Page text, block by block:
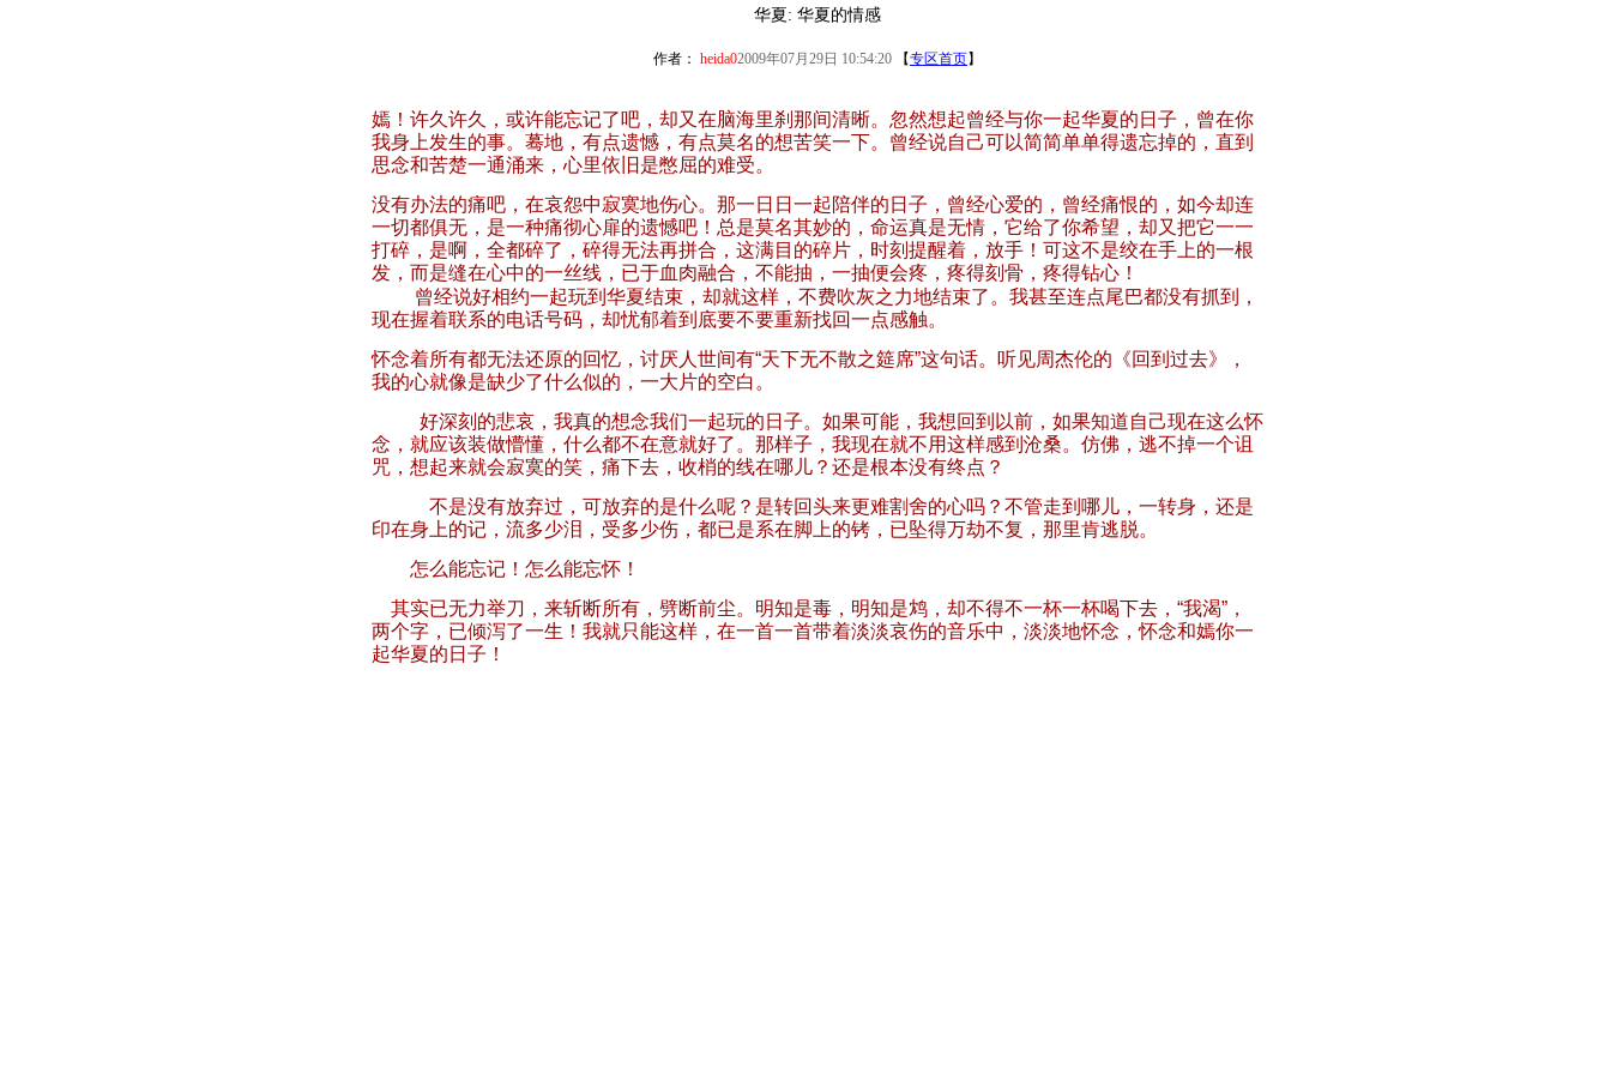
华夏: 华夏的情感
作者： heida02009年07月29日 10:54:20 【专区首页】
嫣！许久许久，或许能忘记了吧，却又在脑海里刹那间清晰。忽然想起曾经与你一起华夏的日子，曾在你
我身上发生的事。蓦地，有点遗憾，有点莫名的想苦笑一下。曾经说自己可以简简单单得遗忘掉的，直到
思念和苦楚一通涌来，心里依旧是憋屈的难受。
没有办法的痛吧，在哀怨中寂寞地伤心。那一日日一起陪伴的日子，曾经心爱的，曾经痛恨的，如今却连
一切都俱无，是一种痛彻心扉的遗憾吧！总是莫名其妙的，命运真是无情，它给了你希望，却又把它一一
打碎，是啊，全都碎了，碎得无法再拼合，这满目的碎片，时刻提醒着，放手！可这不是绞在手上的一根
发，而是缝在心中的一丝线，已于血肉融合，不能抽，一抽便会疼，疼得刻骨，疼得钻心！
曾经说好相约一起玩到华夏结束，却就这样，不费吹灰之力地结束了。我甚至连点尾巴都没有抓到，
现在握着联系的电话号码，却忧郁着到底要不要重新找回一点感触。
怀念着所有都无法还原的回忆，讨厌人世间有“天下无不散之筵席”这句话。听见周杰伦的《回到过去》，
我的心就像是缺少了什么似的，一大片的空白。
好深刻的悲哀，我真的想念我们一起玩的日子。如果可能，我想回到以前，如果知道自己现在这么怀
念，就应该装做懵懂，什么都不在意就好了。那样子，我现在就不用这样感到沧桑。仿佛，逃不掉一个诅
咒，想起来就会寂寞的笑，痛下去，收梢的线在哪儿？还是根本没有终点？
不是没有放弃过，可放弃的是什么呢？是转回头来更难割舍的心吗？不管走到哪儿，一转身，还是
印在身上的记，流多少泪，受多少伤，都已是系在脚上的铐，已坠得万劫不复，那里肯逃脱。
怎么能忘记！怎么能忘怀！
其实已无力举刀，来斩断所有，劈断前尘。明知是毒，明知是鸩，却不得不一杯一杯喝下去， “我渴” ，
两个字，已倾泻了一生！我就只能这样，在一首一首带着淡淡哀伤的音乐中，淡淡地怀念，怀念和嫣你一
起华夏的日子！